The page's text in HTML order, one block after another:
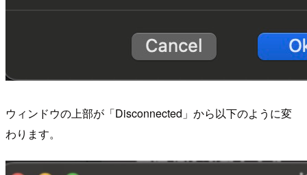
ウィンドウの上部が「Disconnected」から以下のように変
わります。